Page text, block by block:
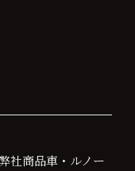
商品車・ルノー